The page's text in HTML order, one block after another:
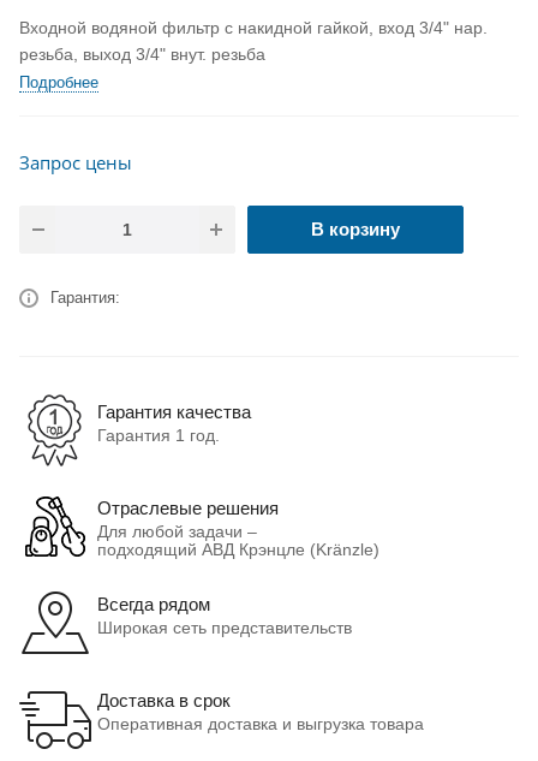
Входной водяной фильтр с накидной гайкой, вход 3/4" нар.
резьба, выход 3/4" внут. резьба
Подробнее
Запрос цены
В корзину
Гарантия:
Гарантия качества
Гарантия 1 год.
Отраслевые решения
Для любой задачи –
подходящий АВД Крэнцле (Kränzle)
Всегда рядом
Широкая сеть представительств
Доставка в срок
Оперативная доставка и выгрузка товара